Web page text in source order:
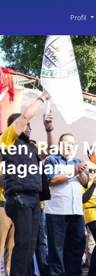
Profil
Rally